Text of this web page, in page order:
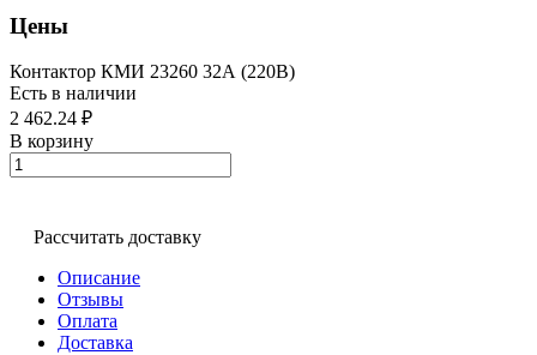
Цены
Контактор КМИ 23260 32А (220В)
Есть в наличии
2 462.24 ₽
В корзину
Рассчитать доставку
Описание
Отзывы
Оплата
Доставка